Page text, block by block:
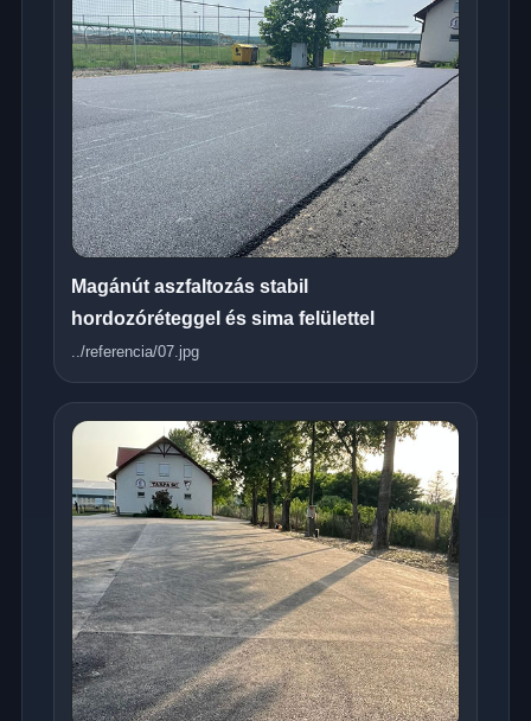
Magánút aszfaltozás stabil
hordozóréteggel és sima felülettel
../referencia/07.jpg